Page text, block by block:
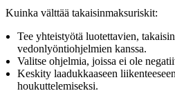
Kuinka välttää takaisinmaksuriskit:
Tee yhteistyötä luotettavien,
vedonlyöntiohjelmien kanssa.
Valitse ohjelmia, joissa ei ole
Keskity laadukkaaseen
houkuttelemiseksi.